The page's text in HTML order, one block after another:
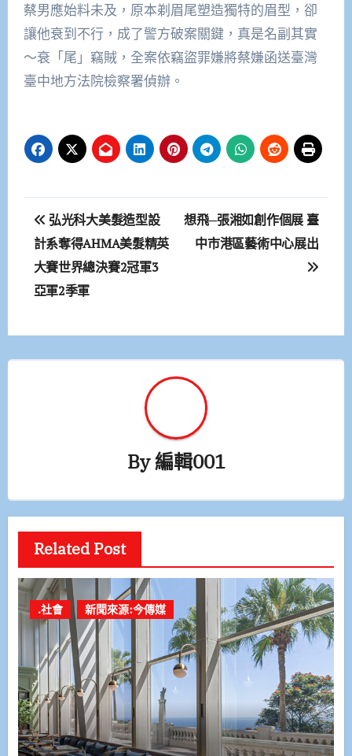
蔡男應始料未及，原本剃眉尾塑造獨特的眉型，卻
讓他衰到不行，成了警方破案關鍵，真是名副其實
〜衰「尾」竊賊，全案依竊盜罪嫌將蔡嫌函送臺灣
臺中地方法院檢察署偵辦。
文
章
導
弘光科大美髮造型設
計系奪得AHMA美髮精英
大賽世界總決賽2冠軍3
亞軍2季軍
想飛─張湘如創作個展 臺
中市港區藝術中心展出
By編輯001
Related Post
.社會 新聞來源:今傳媒